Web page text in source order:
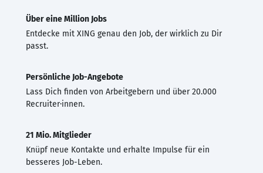
Über eine Million Jobs
Entdecke mit XING genau den Job, der wirklich zu Dir
passt.
Persönliche Job-Angebote
Lass Dich finden von Arbeitgebern und über 20.000
Recruiter·innen.
21 Mio. Mitglieder
Knüpf neue Kontakte und erhalte Impulse für ein
besseres Job-Leben.